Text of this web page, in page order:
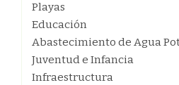
Playas
Educación
Abastecimiento de Agua
Juventud e Infancia
Infraestructura